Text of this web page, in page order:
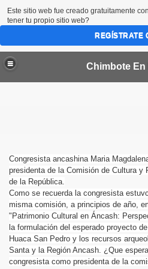
Chimbote En
Congresista ancashina Maria
presidenta de la Comisión de Cultura y
de la República.
Como se recuerda la congresista
misma comisión, a principios de año,
"Patrimonio Cultural en Áncash:
la formulación del esperado proyecto
Huaca San Pedro y los recursos
Santa y la Región Ancash. ¿Que
congresista como presidenta de la
Bazán
de Chimbote
Este sitio web fue creado gratuitamente con
tener tu propio sitio web?
REGÍSTRATE